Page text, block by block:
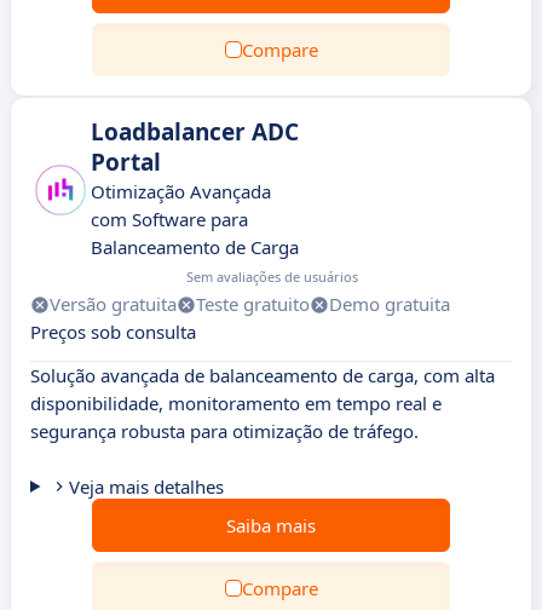
Compare
Loadbalancer ADC
Portal
Otimização Avançada
com Software para
Balanceamento de Carga
Sem avaliações de usuários
Versão gratuita Teste gratuito
Demo gratuita
Preços sob consulta
Solução avançada de balanceamento de carga, com alta
disponibilidade, monitoramento em tempo real e
segurança robusta para otimização de tráfego.
Veja mais detalhes
Saiba mais
Compare